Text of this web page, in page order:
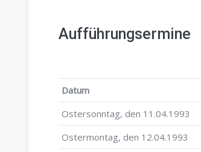
Aufführungsermine
Datum
Ostersonntag, den 11.04.1993
Ostermontag, den 12.04.1993